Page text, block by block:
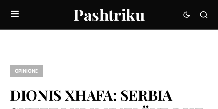
Pashtriku
OPINIONE
DIONIS XHAFA: SERBIA